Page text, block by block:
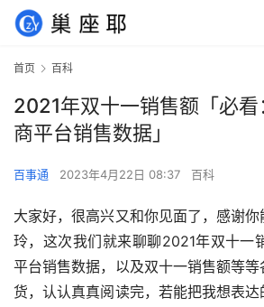
首页 百科
2021年双十一销售额「必看
商平台销售数据」
百事通 2023年4月22日 08:37 百科
大家好，很高兴又和你见面了，感谢
玲，这次我们就来聊聊2021年双十一
平台销售数据，以及双十一销售额等
货，认认真真阅读完，若能把我想表